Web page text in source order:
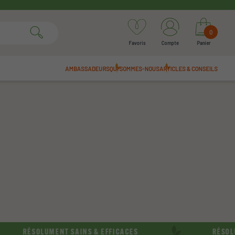
Favoris Compte
0
Panier
AMBASSADEURSQUI SOMMES-NOUSARTICLES & CONSEILS
RÉSOLUMENT SAINS & EFFICACES